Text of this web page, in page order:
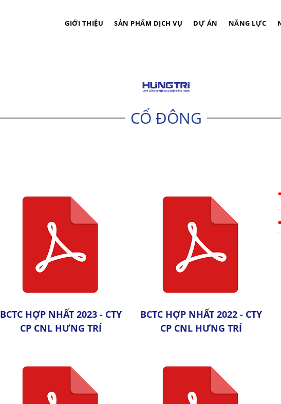
GIỚI THIỆU SẢN PHẨM DỊCH VỤ DỰ ÁN NĂNG LỰC
CỔ ĐÔNG
BCTC HỢP NHẤT 2023 - CTY
CP CNL HƯNG TRÍ
BCTC HỢP NHẤT 2022 - CTY
CP CNL HƯNG TRÍ